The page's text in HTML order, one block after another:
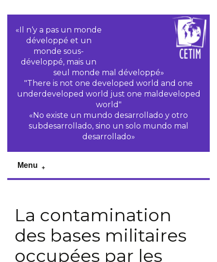
«Il n‘y a pas un monde
développé et un
monde sous-
développé, mais un
seul monde mal développé»
"There is not one developed world and one
underdeveloped world just one maldeveloped
world"
«No existe un mundo desarrollado y otro
subdesarrollado, sino un solo mundo mal
desarrollado»
Menu
La contamination
des bases militaires
occupées par les